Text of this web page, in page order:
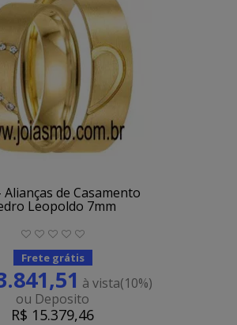
Alianças de Casamento
Leopoldo 7mm
Frete grátis
à vista(10%)
ou Deposito
R$ 15.379,46